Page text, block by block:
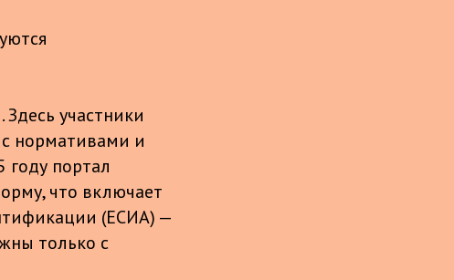
участники
с нормативами и
году портал
что включает
(ЕСИА) —
только с